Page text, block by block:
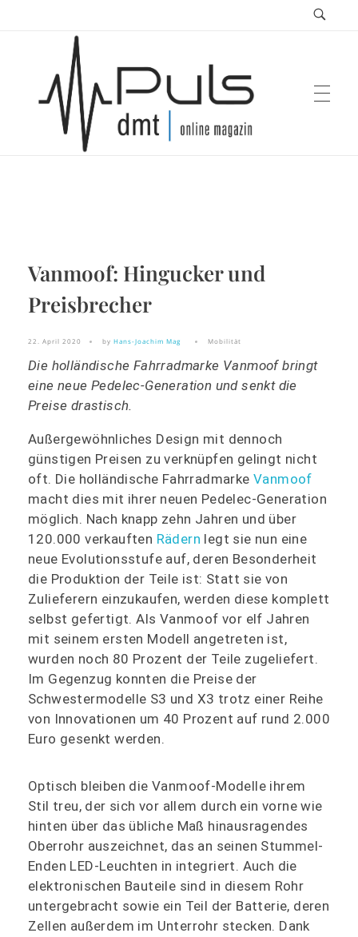
Vanmoof: Hingucker und
Preisbrecher
22. April 2020 by Hans-Joachim Mag Mobilität
Die holländische Fahrradmarke Vanmoof bringt
eine neue Pedelec-Generation und senkt die
Preise drastisch.
Außergewöhnliches Design mit dennoch
günstigen Preisen zu verknüpfen gelingt nicht
oft. Die holländische Fahrradmarke Vanmoof
macht dies mit ihrer neuen Pedelec-Generation
möglich. Nach knapp zehn Jahren und über
120.000 verkauften Rädern legt sie nun eine
neue Evolutionsstufe auf, deren Besonderheit
die Produktion der Teile ist: Statt sie von
Zulieferern einzukaufen, werden diese komplett
selbst gefertigt. Als Vanmoof vor elf Jahren
mit seinem ersten Modell angetreten ist,
wurden noch 80 Prozent der Teile zugeliefert.
Im Gegenzug konnten die Preise der
Schwestermodelle S3 und X3 trotz einer Reihe
von Innovationen um 40 Prozent auf rund 2.000
Euro gesenkt werden.
Optisch bleiben die Vanmoof-Modelle ihrem
Stil treu, der sich vor allem durch ein vorne wie
hinten über das übliche Maß hinausragendes
Oberrohr auszeichnet, das an seinen Stummel-
Enden LED-Leuchten in integriert. Auch die
elektronischen Bauteile sind in diesem Rohr
untergebracht sowie ein Teil der Batterie, deren
Zellen außerdem im Unterrohr stecken. Dank